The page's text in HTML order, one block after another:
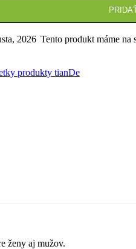
2026 Tento produkt máme na
produkty tianDe
ženy aj mužov.